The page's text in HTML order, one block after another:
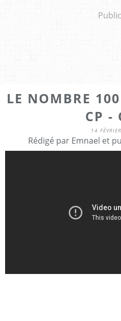
LE NOMBRE
CP -
14
Rédigé par Emnael et